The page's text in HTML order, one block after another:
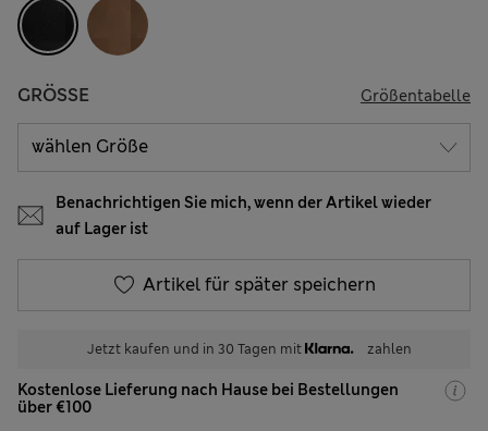
GRÖSSE Größentabelle
Benachrichtigen Sie mich, wenn der Artikel wieder
auf Lager ist
Artikel für später speichern
Jetzt kaufen und in 30 Tagen mit zahlen
Kostenlose Lieferung nach Hause bei Bestellungen
über €100